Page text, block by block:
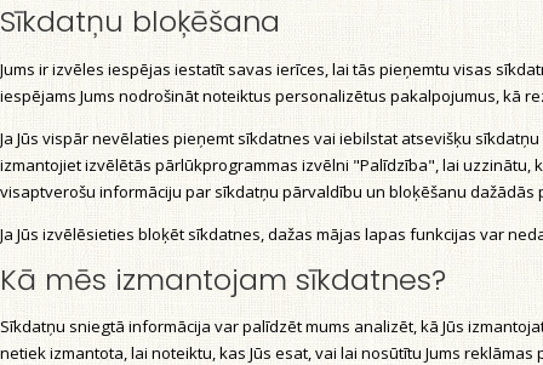
Sīkdatņu bloķēšana
Jums ir izvēles iespējas iestatīt savas ierīces, lai tās pieņemtu visas
iespējams Jums nodrošināt noteiktus personalizētus pakalpojumus, kā
Ja Jūs vispār nevēlaties pieņemt sīkdatnes vai iebilstat atsevišķu
izmantojiet izvēlētās pārlūkprogrammas izvēlni "Palīdzība", lai uzzinātu,
visaptverošu informāciju par sīkdatņu pārvaldību un bloķēšanu dažādās
Ja Jūs izvēlēsieties bloķēt sīkdatnes, dažas mājas lapas funkcijas var
Kā mēs izmantojam sīkdatnes?
Sīkdatņu sniegtā informācija var palīdzēt mums analizēt, kā Jūs
netiek izmantota, lai noteiktu, kas Jūs esat, vai lai nosūtītu Jums